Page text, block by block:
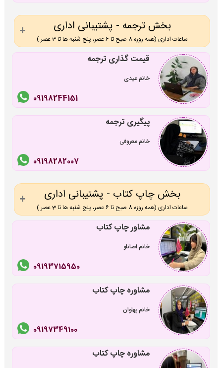
بخش ترجمه - پشتیبانی اداری
ساعات اداری (همه روزه 8 صبح تا 6 عصر، پنج شنبه ها تا 3 عصر )
قیمت گذاری ترجمه
خانم عیدی
09198244151
پیگیری ترجمه
خانم معروفی
09198282007
بخش چاپ کتاب - پشتیبانی اداری
ساعات اداری (همه روزه 8 صبح تا 6 عصر، پنج شنبه ها تا 3 عصر )
مشاور چاپ کتاب
خانم اصانلو
09193715950
مشاوره چاپ کتاب
خانم پهلوان
09197349100
مشاوره چاپ کتاب